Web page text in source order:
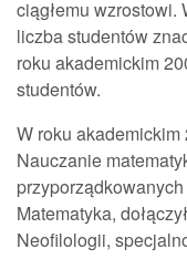
ciągłemu
liczba studentów
roku akademickim
studentów.
W roku
Nauczanie
Matematyka,
Neofilologii,